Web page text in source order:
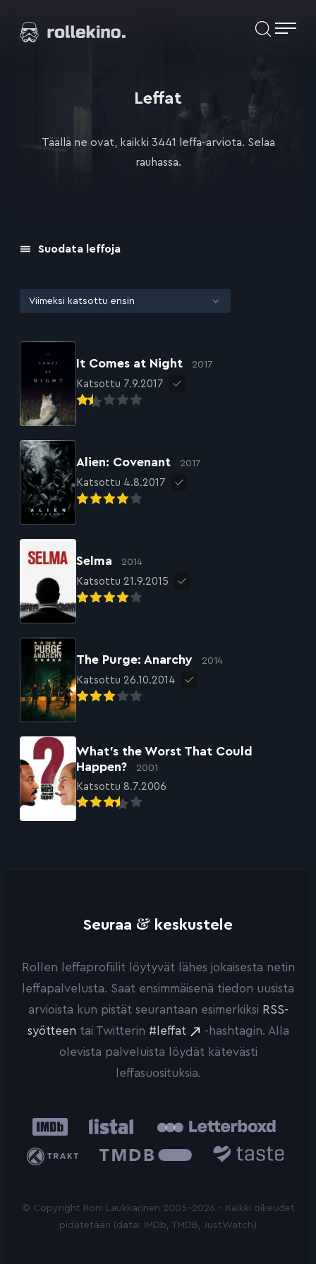
suoraan
Elokuvat ja elokuva-arviot | Rollekino.fi
Leffat
Täällä ne ovat, kaikki 3441 leffa-arviota. Selaa
rauhassa.
Suodata leffoja
It Comes at Night 2017
Katsottu 7.9.2017
Alien: Covenant 2017
Katsottu 4.8.2017
Selma 2014
Katsottu 21.9.2015
The Purge: Anarchy 2014
Katsottu 26.10.2014
What’s the Worst That Could
Happen?
2001
Katsottu 8.7.2006
Seuraa & keskustele
Rollen leffaprofiilit löytyvät lähes jokaisesta netin
leffapalvelusta. Saat ensimmäisenä tiedon uusista
arvioista kun pistät seurantaan esimerkiksi RSS-
syötteen tai Twitterin #leffat
-hashtagin. Alla
olevista palveluista löydät kätevästi
leffasuosituksia.
IMDb Listal
Trakt
Database
© Copyright Roni Laukkarinen 2005-2026 - Kaikki oikeudet
pidätetään (data: IMDb, TMDB, JustWatch)